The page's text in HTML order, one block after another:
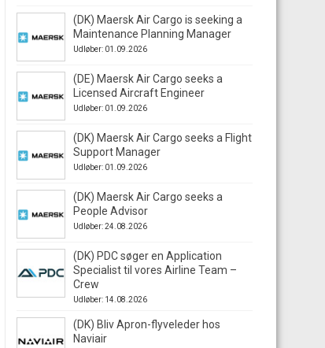
(DK) Maersk Air Cargo is seeking a
Maintenance Planning Manager
Udløber: 01.09.2026
(DE) Maersk Air Cargo seeks a
Licensed Aircraft Engineer
Udløber: 01.09.2026
(DK) Maersk Air Cargo seeks a Flight
Support Manager
Udløber: 01.09.2026
(DK) Maersk Air Cargo seeks a
People Advisor
Udløber: 24.08.2026
(DK) PDC søger en Application
Specialist til vores Airline Team –
Crew
Udløber: 14.08.2026
(DK) Bliv Apron-flyveleder hos
Naviair